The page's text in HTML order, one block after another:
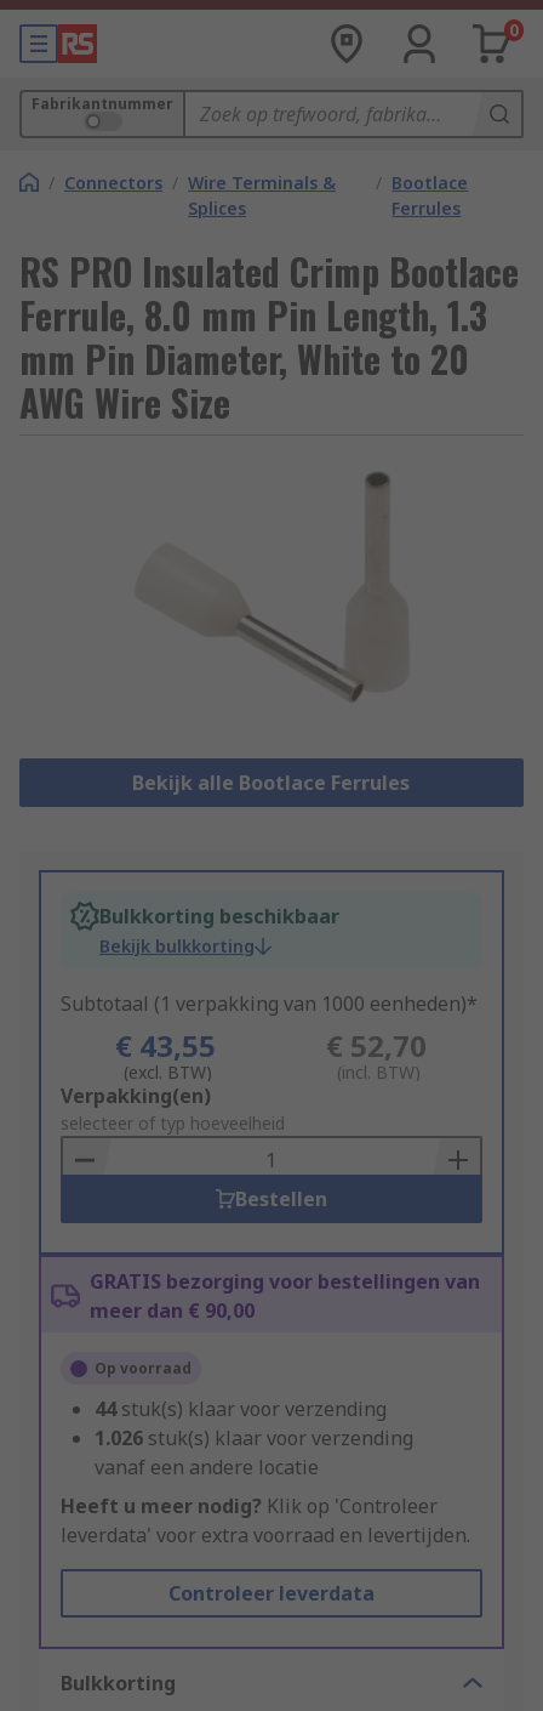
0
Fabrikantnummer
/ Connectors / Wire Terminals &
Splices
/ Bootlace
Ferrules
RS PRO Insulated Crimp Bootlace
Ferrule, 8.0 mm Pin Length, 1.3
mm Pin Diameter, White to 20
AWG Wire Size
Bekijk alle Bootlace Ferrules
Bulkkorting beschikbaar
Bekijk bulkkorting
Subtotaal (1 verpakking van 1000 eenheden)*
€ 43,55
(excl. BTW)
€ 52,70
(incl. BTW)
Add
to
Basket
Verpakking(en)
selecteer of typ hoeveelheid
Bestellen
GRATIS bezorging voor bestellingen van
meer dan € 90,00
Op voorraad
44stuk(s) klaar voor verzending
1.026 stuk(s) klaar voor verzending
vanaf een andere locatie
Heeft u meer nodig? Klik op 'Controleer
leverdata' voor extra voorraad en levertijden.
Controleer leverdata
Bulkkorting